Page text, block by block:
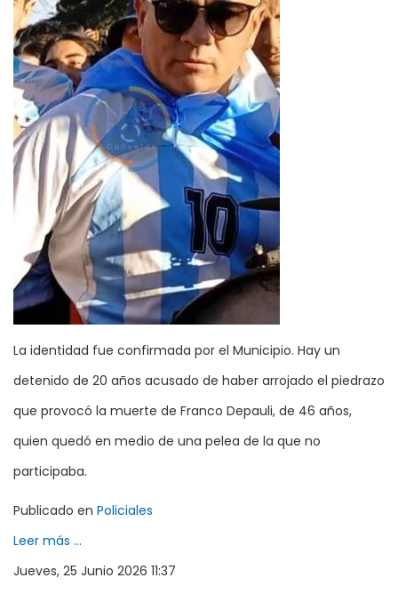
La identidad fue confirmada por el Municipio. Hay un
detenido de 20 años acusado de haber arrojado el piedrazo
que provocó la muerte de Franco Depauli, de 46 años,
quien quedó en medio de una pelea de la que no
participaba.
Publicado en Policiales
Leer más ...
Jueves, 25 Junio 2026 11:37